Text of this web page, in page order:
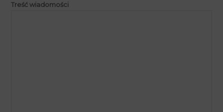
Treść wiadomości